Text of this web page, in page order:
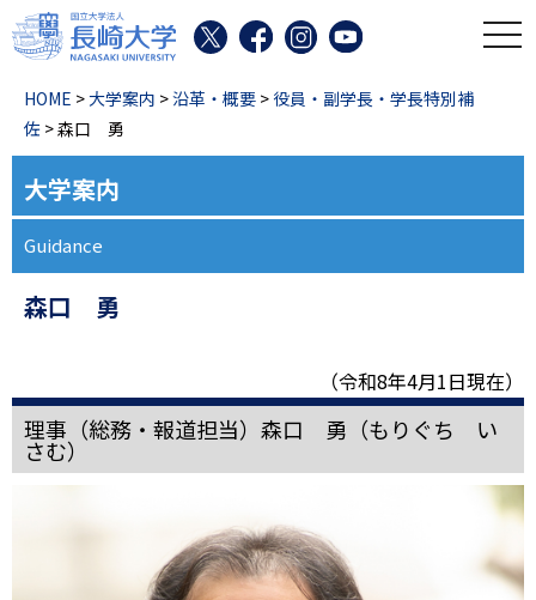
HOME >大学案内 >沿革・概要 > 役員・副学長・学長特別補
佐 > 森口 勇
大学案内
Guidance
森口 勇
（令和8年4月1日現在）
理事（総務・報道担当）森口 勇（もりぐち い
さむ）